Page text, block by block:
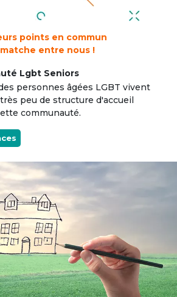
points en commun
entre nous !
Lgbt Seniors
personnes âgées LGBT vivent
peu de structure d'accueil
communauté.